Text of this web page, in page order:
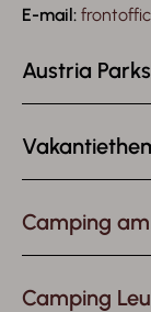
E-mail:
Austria Parks
Camping
Camping